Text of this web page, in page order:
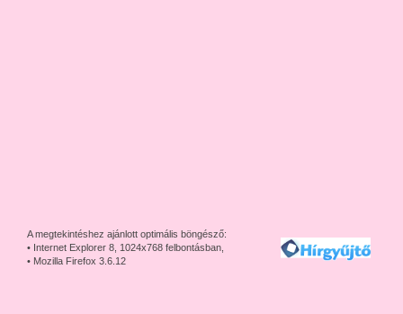
A megtekintéshez ajánlott optimális böngésző:
• Internet Explorer 8, 1024x768 felbontásban,
• Mozilla Firefox 3.6.12